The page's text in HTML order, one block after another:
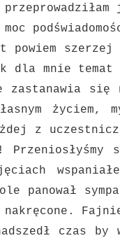
dla mnie
się
życiem,
z
panował
czas